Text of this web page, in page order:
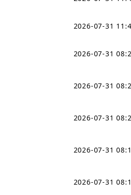
2026-07-31
2026-07-31
2026-07-31
2026-07-31
2026-07-31
2026-07-31